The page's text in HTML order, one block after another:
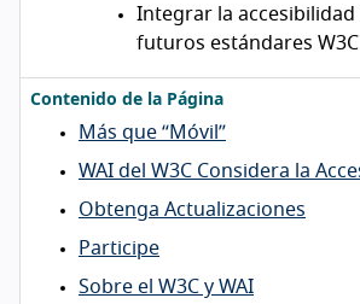
Integrar la accesibilidad
futuros estándares W3C
Contenido de la Página
Más que “Móvil”
WAI del W3C Considera la
Obtenga Actualizaciones
Participe
Sobre el W3C y WAI